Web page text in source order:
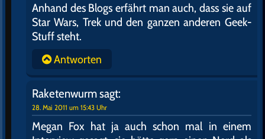
Anhand des Blogs erfährt man auch, dass sie auf
Star Wars, Trek und den ganzen anderen Geek-
Stuff steht.
Antworten
Raketenwurmsagt:
28. Mai 2011 um 15:43 Uhr
Megan Fox hat ja auch schon mal in einem